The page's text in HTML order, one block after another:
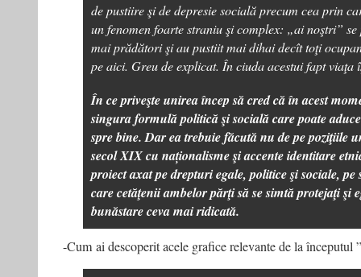
de pustiire şi de depresie socială precum cea prin
un fenomen foarte straniu şi complex: „ai noştri” se
mai prădători şi au pustiit mai dihai decît toţi
pe aici. Greu de explicat. În ciuda acestui fapt viaţa
În ce priveşte unirea încep să cred că în acest
singura formulă politică şi socială care poate
spre bine. Dar ea trebuie făcută nu de pe poziţiile
secol XIX cu naționalisme şi accente identitare
proiect axat pe drepturi egale, politice şi sociale,
care cetăţenii ambelor părţi să se simtă protejaţi şi
bunăstare ceva mai ridicată.
-Cum ai descoperit acele grafice relevante de la începutul